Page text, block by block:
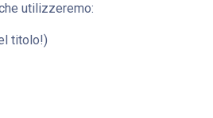
utilizzeremo:
titolo!)